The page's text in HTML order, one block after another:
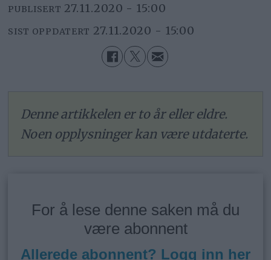
PUBLISERT 27.11.2020 - 15:00
SIST OPPDATERT 27.11.2020 - 15:00
Denne artikkelen er to år eller eldre.
Noen opplysninger kan være utdaterte.
For å lese denne saken må du
være abonnent
Allerede abonnent? Logg inn her